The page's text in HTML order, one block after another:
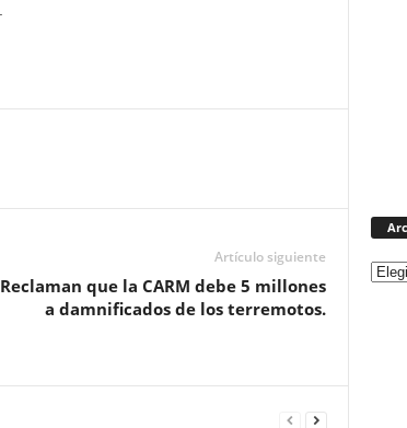
Artículo siguiente
Reclaman que la CARM debe 5 millones
a damnificados de los terremotos.